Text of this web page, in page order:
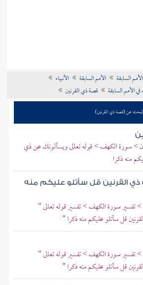
السابقة الأمم السابقة
الأنبياء
الأمم السابقة قصة ذي القرنين
عن (قصة ذي القرنين)
> سورة الكهف > قوله تعالى ويسألونك عن ذي
منه ذكرا
القرنين قل سأتلو عليكم منه
> تفسير سورة الكهف > تفسير قوله تعالى "
قل سأتلو عليكم منه ذكرا "
> تفسير سورة الكهف > تفسير قوله تعالى "
قل سأتلو عليكم منه ذكرا "